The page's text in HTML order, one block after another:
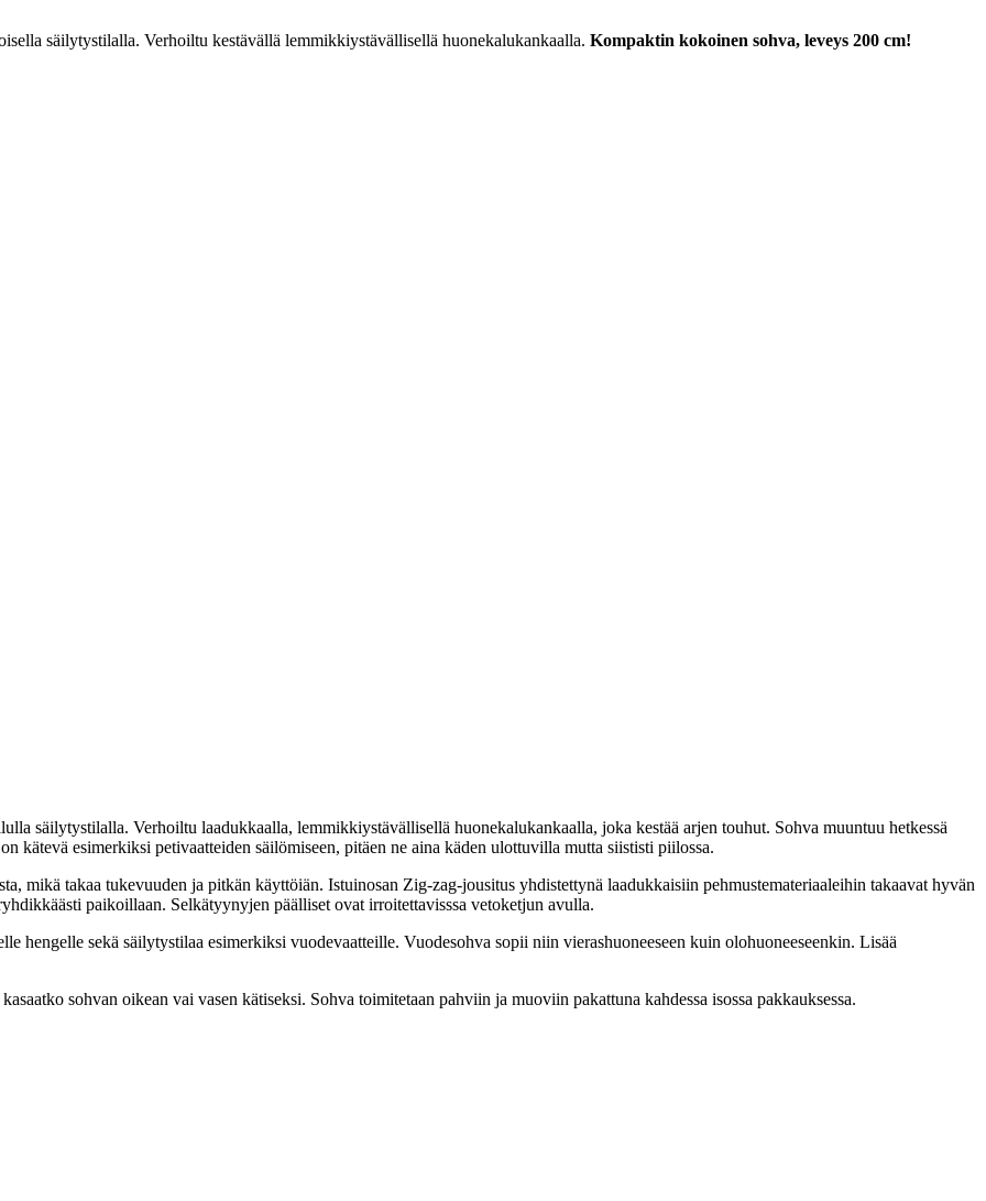
säilytystilalla. Verhoiltu kestävällä lemmikkiystävällisellä huonekalukankaalla. Kompaktin kokoinen sohva, leveys 200 cm!
säilytystilalla. Verhoiltu laadukkaalla, lemmikkiystävällisellä huonekalukankaalla, joka kestää arjen touhut. Sohva muuntuu hetkessä
kätevä esimerkiksi petivaatteiden säilömiseen, pitäen ne aina käden ulottuvilla mutta siististi piilossa.
mikä takaa tukevuuden ja pitkän käyttöiän. Istuinosan Zig-zag-jousitus yhdistettynä laadukkaisiin pehmustemateriaaleihin takaavat hyvän
paikoillaan. Selkätyynyjen päälliset ovat irroitettavisssa vetoketjun avulla.
hengelle sekä säilytystilaa esimerkiksi vuodevaatteille. Vuodesohva sopii niin vierashuoneeseen kuin olohuoneeseenkin. Lisää
sohvan oikean vai vasen kätiseksi. Sohva toimitetaan pahviin ja muoviin pakattuna kahdessa isossa pakkauksessa.